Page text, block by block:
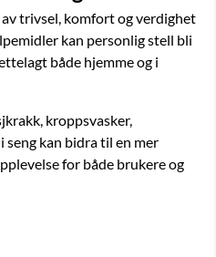
trivsel, komfort og verdighet
kan personlig stell bli
både hjemme og i
kroppsvasker,
seng kan bidra til en mer
for både brukere og